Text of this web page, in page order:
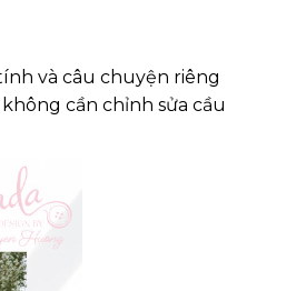
và câu chuyện riêng
cần chỉnh sửa cầu